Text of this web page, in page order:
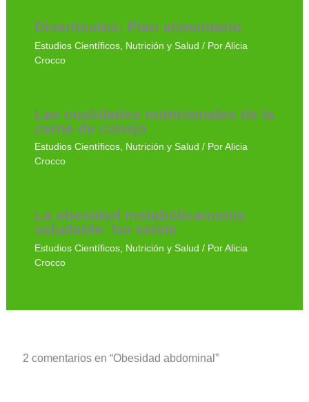
Divertículos: Plan alimentario
Estudios Científicos, Nutrición y Salud / Por Alicia
Crocco
Las cualidades nutricionales de la
carne de conejo
Estudios Científicos, Nutrición y Salud / Por Alicia
Crocco
La obesidad metabólicamente
saludable: No existe
Estudios Científicos, Nutrición y Salud / Por Alicia
Crocco
2 comentarios en “Obesidad abdominal”